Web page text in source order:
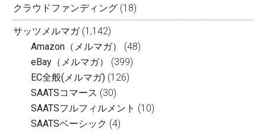
クラウドファンディング (18)
サッツメルマガ(1,142)
Amazon（メルマガ）
(48)
eBay（メルマガ）
(399)
EC全般(メルマガ) (126)
SAATSコマース (30)
SAATSフルフィルメント (10)
SAATSベーシック (4)